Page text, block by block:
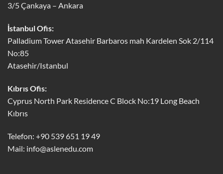
3/5 Çankaya – Ankara
İstanbul Ofis:
Palladium Tower Atasehir Barbaros mah Kardelen Sok 2/114
No:85
Atasehir/Istanbul
Kıbrıs Ofis:
Cyprus North Park Residence C Block No:19 Long Beach
Kıbrıs
Telefon: +90 539 651 19 49
Mail: info@aslenedu.com